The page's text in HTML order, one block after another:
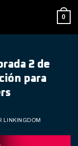
0
2 de
para
LINKINGDOM